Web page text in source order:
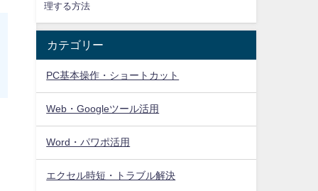
理する方法
カテゴリー
PC基本操作・ショートカット
Web・Googleツール活用
Word・パワポ活用
エクセル時短・トラブル解決